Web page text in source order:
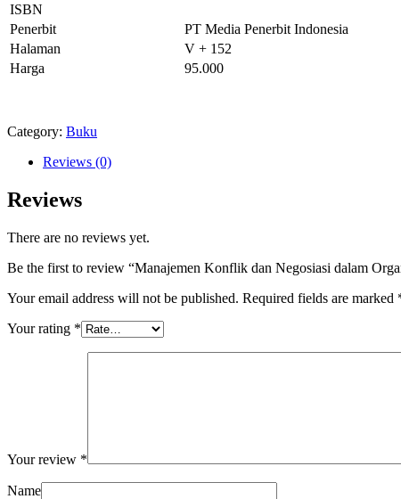
ISBN
Penerbit
PT Media Penerbit Indonesia
Halaman
V + 152
Harga
95.000
Category: Buku
Reviews (0)
Reviews
There are no reviews yet.
Be the first to review “Manajemen Konflik dan Negosiasi dalam
Your email address will not be published. Required fields are marked
Your rating *
Your review *
Name